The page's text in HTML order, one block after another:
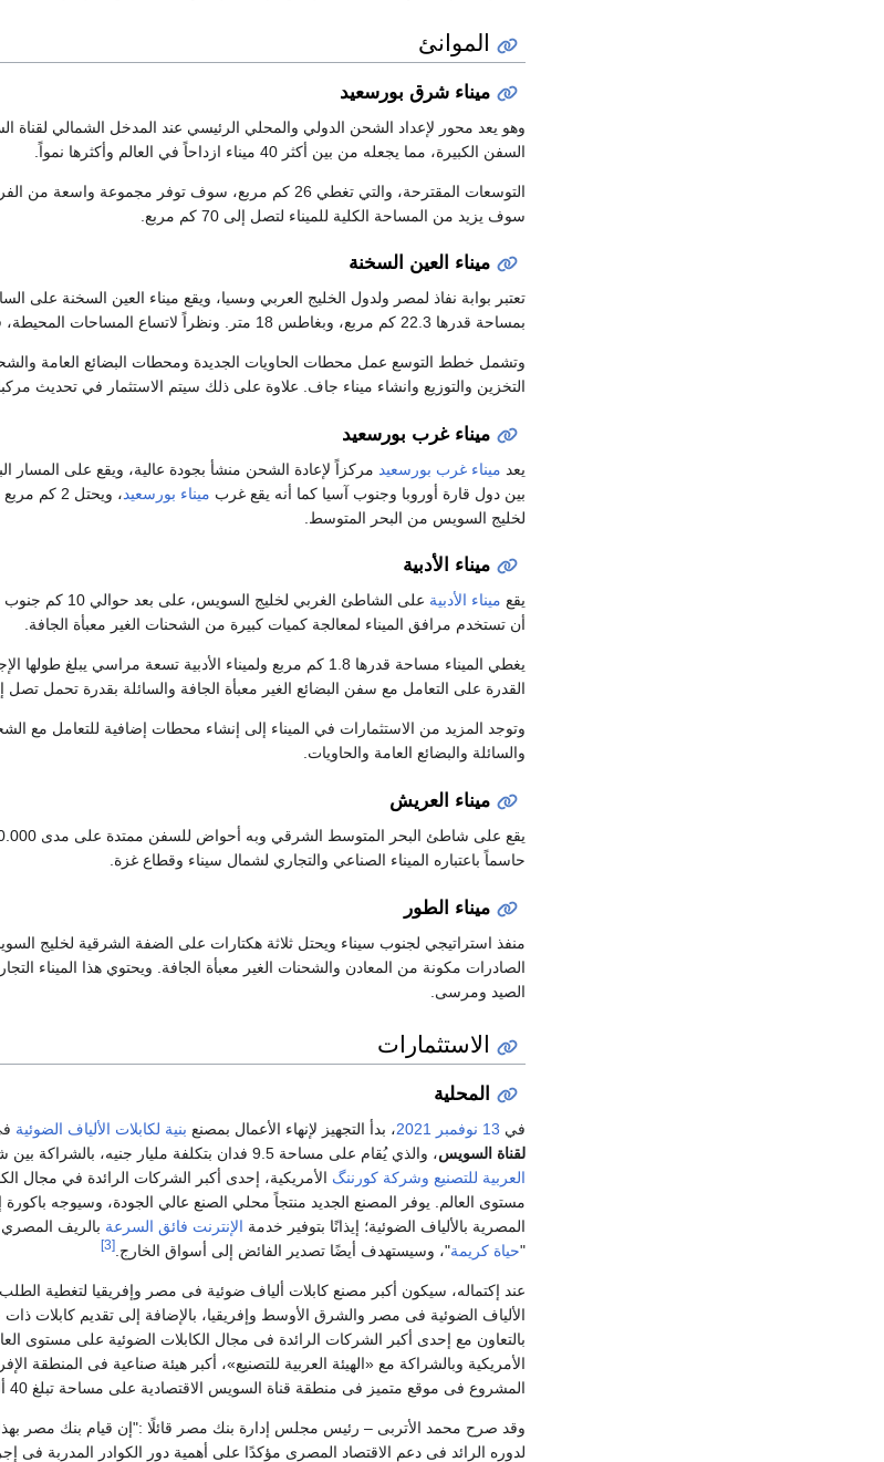
الموانئ
ميناء شرق بورسعيد
وهو يعد محور لإعداد الشحن الدولي والمحلي الرئيسي عند المدخل الشمالي
السفن الكبيرة، مما يجعله من بين أكثر 40 ميناء ازداحاً في العالم وأكثرها نمواً.
التوسعات المقترحة، والتي تغطي 26 كم مربع، سوف توفر
سوف يزيد من المساحة الكلية للميناء لتصل إلى 70 كم مربع.
ميناء العين السخنة
بمساحة قدرها 22.3 كم مربع، وبغاطس 18 متر. ونظراً لاتساع المساحات المحيطة، فإن الميناء سرعان ما أصبح مركزاً صناعياً رئيسياً يخدم الأسواق المحلية والدولية.
وتشمل خطط التوسع عمل محطات الحاويات الجديدة ومحطات البضائع العامة
التخزين والتوزيع وانشاء ميناء جاف. علاوة على ذلك سيتم الاستثمار في تحديث
ميناء غرب بورسعيد
يعد ميناء غرب بورسعيد مركزاً لإعادة الشحن منشأ بجودة عالية، ويقع على المسار
بين دول قارة أوروبا وجنوب آسيا كما أنه يقع غرب ميناء بورسعيد
، ويحتل 2
لخليج السويس من البحر المتوسط.
ميناء الأدبية
يقع ميناء الأدبية
على الشاطئ الغربي
أن تستخدم مرافق الميناء لمعالجة كميات كبيرة من الشحنات الغير معبأة الجافة.
القدرة على التعامل مع سفن البضائع الغير معبأة الجافة والسائلة بقدرة تحمل تصل إلى 60.000
وتوجد المزيد من الاستثمارات في الميناء إلى إنشاء محطات إضافية للتعامل مع
والسائلة والبضائع العامة والحاويات.
ميناء العريش
حاسماً باعتباره الميناء الصناعي والتجاري لشمال سيناء وقطاع غزة.
ميناء الطور
منفذ استراتيجي لجنوب سيناء ويحتل ثلاثة هكتارات على الضفة الشرقية لخليج
الصادرات مكونة من المعادن والشحنات الغير معبأة الجافة. ويحتوي هذا الميناء
الصيد ومرسى.
الاستثمارات
المحلية
في 13 نوفمبر 2021، بدأ التجهيز لإنهاء الأعمال بمصنع بنية لكابلات الألياف الضوئية
لقناة السويس، والذي يُقام على مساحة 9.5 فدان بتكلفة مليار جنيه، بالشراكة بين شركة
العربية للتصنيع وشركة كورننگ الأمريكية، إحدى أكبر الشركات الرائدة في مجال
مستوى العالم. يوفر المصنع الجديد منتجاً محلي الصنع عالي الجودة، وسيوجه باكورة
المصرية بالألياف الضوئية؛ إيذانًا بتوفير خدمة الإنترنت فائق السرعة بالريف
"حياة كريمة"، وسيستهدف أيضًا تصدير الفائض إلى أسواق الخارج. [3]
عند إكتماله، سيكون أكبر مصنع كابلات ألياف ضوئية فى مصر وإفريقيا لتغطية
الألياف الضوئية فى مصر والشرق الأوسط وإفريقيا، بالإضافة إلى تقديم كابلات ذات
بالتعاون مع إحدى أكبر الشركات الرائدة فى مجال الكابلات الضوئية على مستوى
الأمريكية وبالشراكة مع «الهيئة العربية للتصنيع»، أكبر هيئة صناعية فى المنطقة
المشروع فى موقع متميز فى منطقة قناة السويس الاقتصادية على مساحة تبلغ 40 ألف متر مربع.
وقد صرح محمد الأتربى – رئيس مجلس إدارة بنك مصر قائلًا :"إن قيام بنك مصر بهذا
لدوره الرائد فى دعم الاقتصاد المصرى مؤكدًا على أهمية دور الكوادر المدربة فى